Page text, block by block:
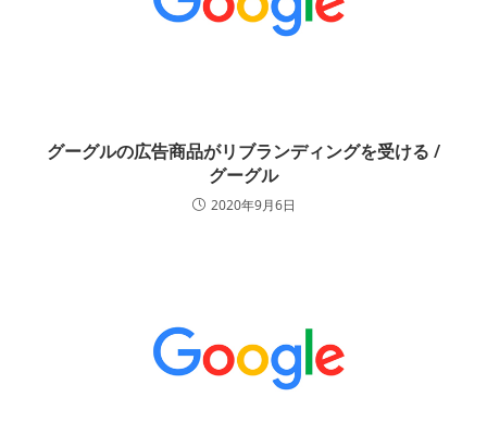
グーグルの広告商品がリブランディングを受ける /
グーグル
2020年9月6日